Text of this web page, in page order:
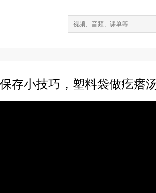
存小技巧，塑料袋做疙瘩汤